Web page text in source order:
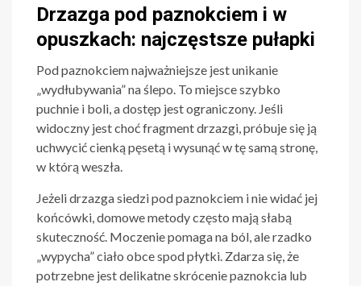
Drzazga pod paznokciem i w
opuszkach: najczęstsze pułapki
Pod paznokciem najważniejsze jest unikanie
„wydłubywania” na ślepo. To miejsce szybko
puchnie i boli, a dostęp jest ograniczony. Jeśli
widoczny jest choć fragment drzazgi, próbuje się ją
uchwycić cienką pęsetą i wysunąć w tę samą stronę,
w którą weszła.
Jeżeli drzazga siedzi pod paznokciem i nie widać jej
końcówki, domowe metody często mają słabą
skuteczność. Moczenie pomaga na ból, ale rzadko
„wypycha” ciało obce spod płytki. Zdarza się, że
potrzebne jest delikatne skrócenie paznokcia lub